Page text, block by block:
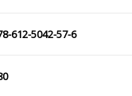
612-5042-57-6